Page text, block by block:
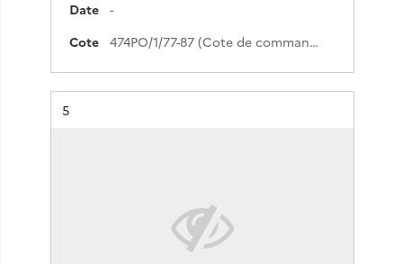
Date
-
Cote
474PO/1/77-87 (Cote de commande)
Résultat n°
5